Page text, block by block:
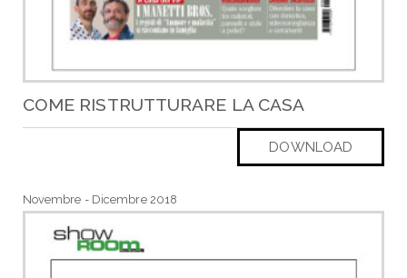
COME RISTRUTTURARE LA CASA
DOWNLOAD
Novembre - Dicembre 2018